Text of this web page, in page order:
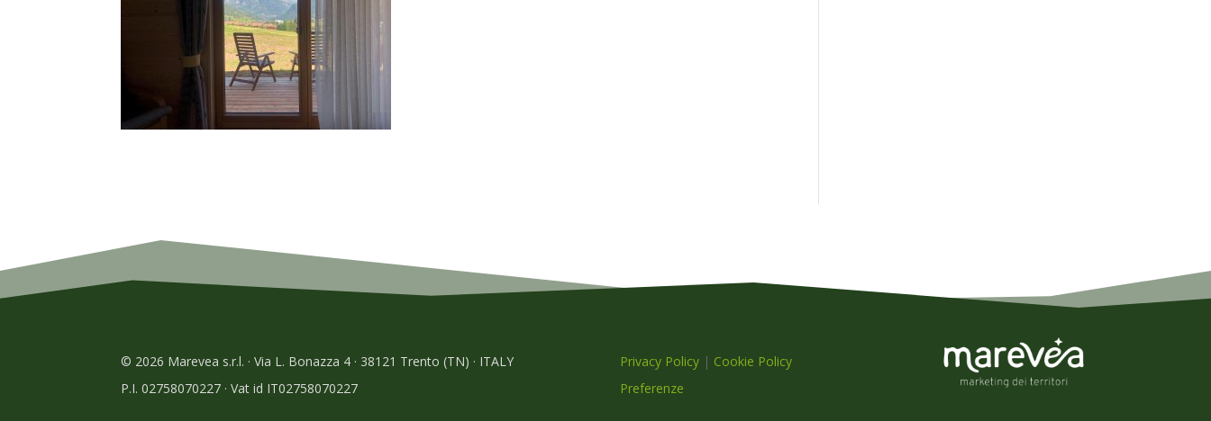
© 2026 Marevea s.r.l. · Via L. Bonazza 4 · 38121 Trento (TN) · ITALY
P.I. 02758070227 · Vat id IT02758070227
Privacy Policy | Cookie Policy
Preferenze